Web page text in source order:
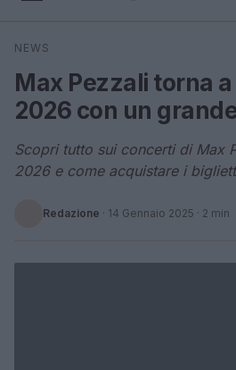
Cerca
NEWS
Max Pezzali torna
2026 con un
Scopri tutto sui concerti di Max
2026 e come acquistare i
Redazione · 14 Gennaio 2025 · 2 min